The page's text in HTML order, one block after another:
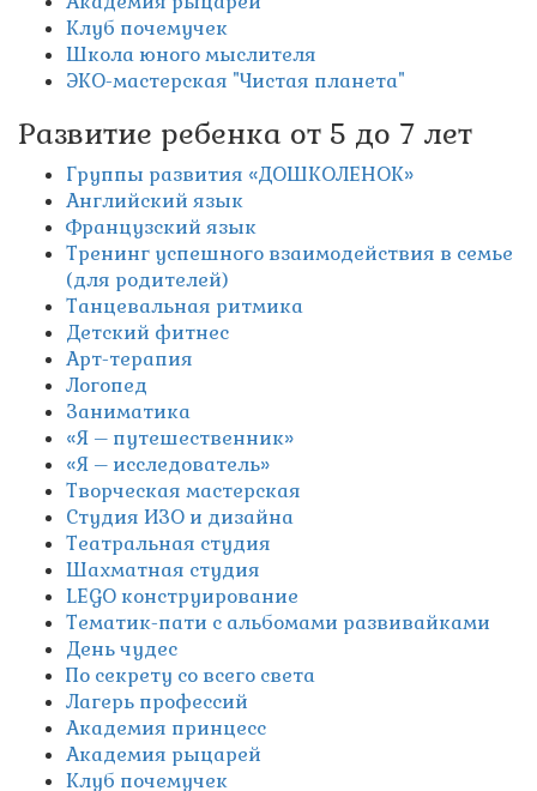
Клуб почемучек
Школа юного мыслителя
ЭКО-мастерская "Чистая планета"
Развитие ребенка от 5 до 7 лет
Группы развития «ДОШКОЛЕНОК»
Английский язык
Французский язык
Тренинг успешного взаимодействия в семье
(для родителей)
Танцевальная ритмика
Детский фитнес
Арт-терапия
Логопед
Заниматика
«Я – путешественник»
«Я – исследователь»
Творческая мастерская
Студия ИЗО и дизайна
Театральная студия
Шахматная студия
LEGO конструирование
Тематик-пати с альбомами развивайками
День чудес
По секрету со всего света
Лагерь профессий
Академия принцесс
Академия рыцарей
Клуб почемучек